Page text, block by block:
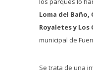
Loma del Baño,
Royaletes y Los
municipal de
Se trata de una